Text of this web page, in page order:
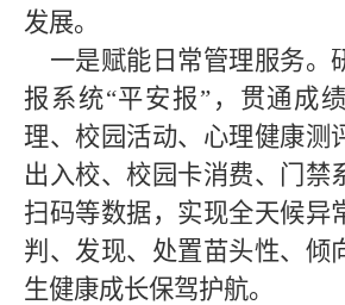
发展。
一是赋能日常管理服务。
报系统“平安报”，贯通成
理、校园活动、心理健康测
出入校、校园卡消费、门禁
扫码等数据，实现全天候异
判、发现、处置苗头性、倾
生健康成长保驾护航。